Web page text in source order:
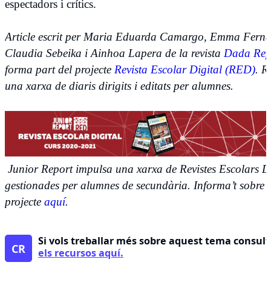
espectadors i crítics.
Article escrit per Maria Eduarda Camargo, Emma
Claudia Sebeika i Ainhoa Lapera de la revista Dada
forma part del projecte Revista Escolar Digital (RED).
una xarxa de diaris dirigits i editats per alumnes.
Junior Report impulsa una xarxa de Revistes Escolars
gestionades per alumnes de secundària. Informa’t sobre
projecte aquí.
CR
Si vols treballar més sobre aquest tema
els recursos aquí.